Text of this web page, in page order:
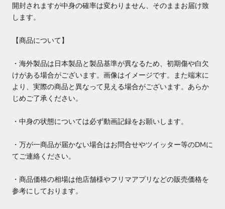
開封されますが中身の確率は変わりません、そのままお届け致
します。
【商品について】
・海外製品は日本製品と製品基準が異なるため、初期傷や白欠
けがある場合がございます。画像はイメージです。また端末に
より、実際の商品と異なって見える場合がございます。あらか
じめご了承ください。
・中身の状態については必ず動画記録をお願いします。
・万が一商品が届かない場合はお問合せやツイッター等のDMに
てご連絡ください。
・商品価格の相場は他店舗様やフリマアプリなどの販売価格を
参考にしております。